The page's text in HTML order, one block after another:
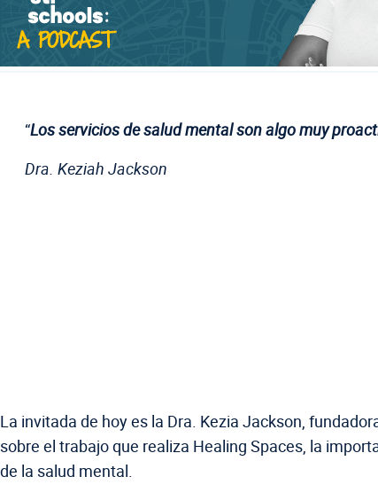
“Los servicios de salud mental son algo muy
Dra. Keziah Jackson
La invitada de hoy es la Dra. Kezia Jackson,
sobre el trabajo que realiza Healing Spaces, la
de la salud mental.